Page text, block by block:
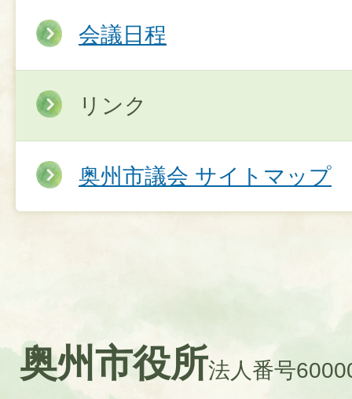
会議日程
リンク
奥州市議会 サイトマップ
奥州市役所法人番号